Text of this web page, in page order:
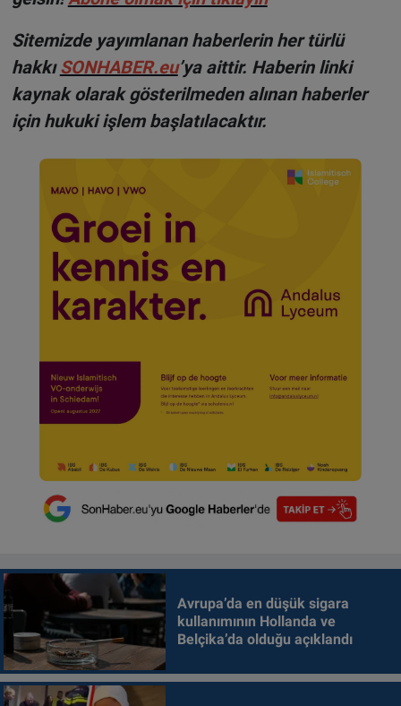
Sitemizde yayımlanan haberlerin her türlü
hakkıSONHABER.eu’ya aittir. Haberin linki
kaynak olarak gösterilmeden alınan haberler
için hukuki işlem başlatılacaktır.
Avrupa’da en düşük sigara
kullanımının Hollanda ve
Belçika’da olduğu açıklandı